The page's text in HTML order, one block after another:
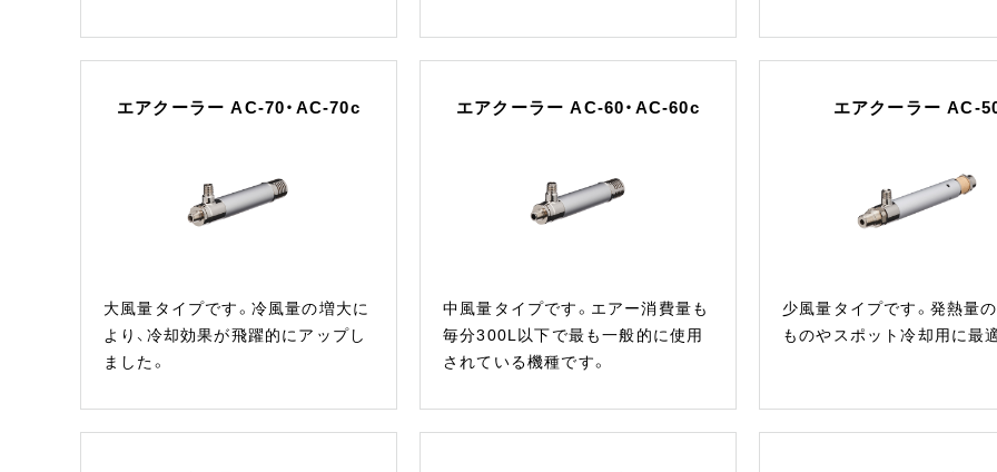
エアクーラー AC-70・AC-70c
大風量タイプです。冷風量の増大に
より、冷却効果が飛躍的にアップし
ました。
エアクーラー AC-60・AC-60c
中風量タイプです。エアー消費量も
毎分300L以下で最も一般的に使用
されている機種です。
エアクーラー AC-
少風量タイプです。発熱量
ものやスポット冷却用に最適